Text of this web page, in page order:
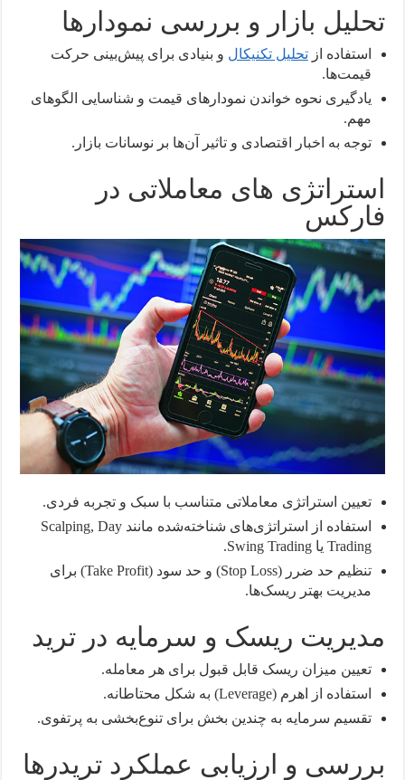
تحلیل بازار و بررسی نمودارها
استفاده ازتحلیل تکنیکال و بنیادی برای پیش‌بینی حرکت
قیمت‌ها.
یادگیری نحوه خواندن نمودار‌های قیمت و شناسایی الگوهای
مهم.
توجه به اخبار اقتصادی و تاثیر آن‌ها بر نوسانات بازار.
استراتژی های معاملاتی در
فارکس
تعیین استراتژی معاملاتی متناسب با سبک و تجربه فردی.
استفاده از استراتژی‌های شناخته‌شده مانند Scalping, Day
Trading یا Swing Trading.
تنظیم حد ضرر (Stop Loss) و حد سود (Take Profit) برای
مدیریت بهتر ریسک‌ها.
مدیریت ریسک و سرمایه در ترید
تعیین میزان ریسک قابل قبول برای هر معامله.
استفاده از اهرم (Leverage) به شکل محتاطانه.
تقسیم سرمایه به چندین بخش برای تنوع‌بخشی به پرتفوی.
بررسی و ارزیابی عملکرد تریدرها